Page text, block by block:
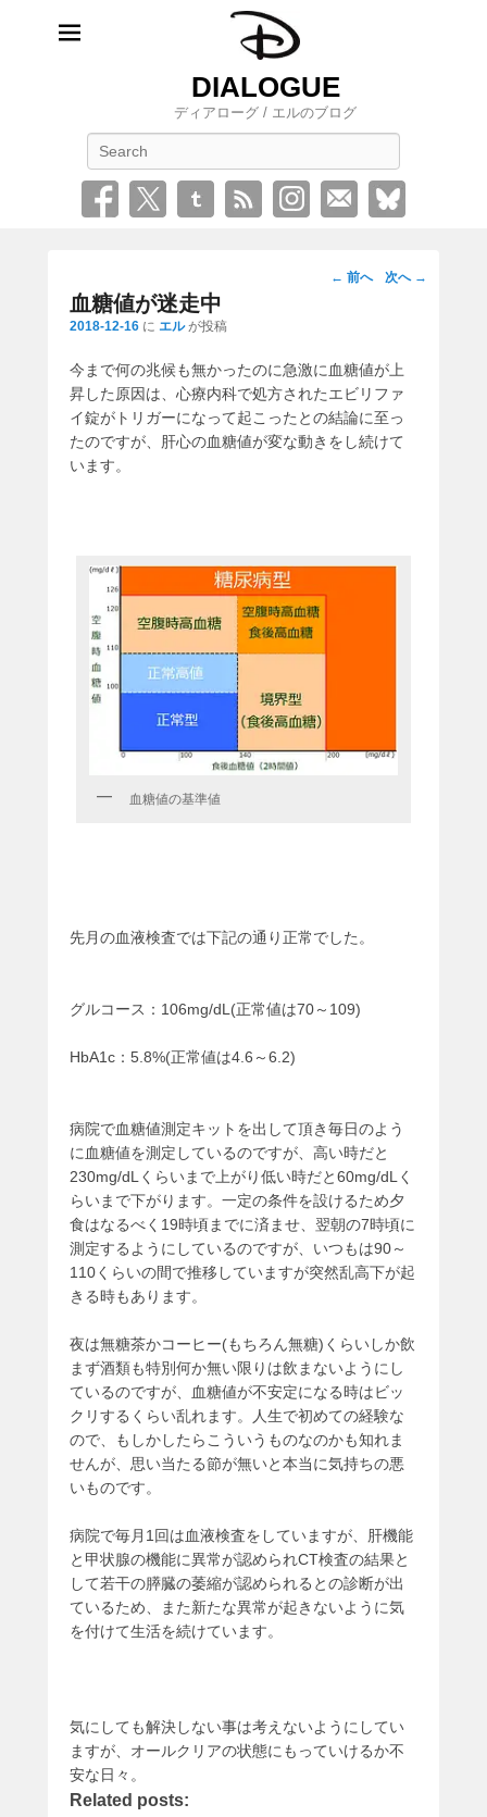
DIALOGUE
ディアローグ / エルのブログ
投
ゲ
ー
シ
ョ
← 前へ 次へ →
血糖値が迷走中
2018-12-16 に エル が投稿
今まで何の兆候も無かったのに急激に血糖値が上
昇した原因は、心療内科で処方されたエビリファ
イ錠がトリガーになって起こったとの結論に至っ
たのですが、肝心の血糖値が変な動きをし続けて
います。
血糖値の基準値
先月の血液検査では下記の通り正常でした。
グルコース：106mg/dL(正常値は70～109)
HbA1c：5.8%(正常値は4.6～6.2)
病院で血糖値測定キットを出して頂き毎日のよう
に血糖値を測定しているのですが、高い時だと
230mg/dLくらいまで上がり低い時だと60mg/dLく
らいまで下がります。一定の条件を設けるため夕
食はなるべく19時頃までに済ませ、翌朝の7時頃に
測定するようにしているのですが、いつもは90～
110くらいの間で推移していますが突然乱高下が起
きる時もあります。
夜は無糖茶かコーヒー(もちろん無糖)くらいしか飲
まず酒類も特別何か無い限りは飲まないようにし
ているのですが、血糖値が不安定になる時はビッ
クリするくらい乱れます。人生で初めての経験な
ので、もしかしたらこういうものなのかも知れま
せんが、思い当たる節が無いと本当に気持ちの悪
いものです。
病院で毎月1回は血液検査をしていますが、肝機能
と甲状腺の機能に異常が認められCT検査の結果と
して若干の膵臓の萎縮が認められるとの診断が出
ているため、また新たな異常が起きないように気
を付けて生活を続けています。
気にしても解決しない事は考えないようにしてい
ますが、オールクリアの状態にもっていけるか不
安な日々。
Related posts: